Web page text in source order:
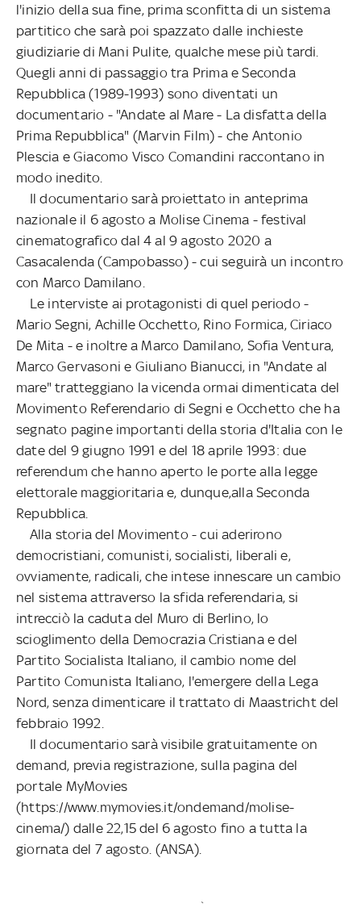
l'inizio della sua fine, prima sconfitta di un sistema
partitico che sarà poi spazzato dalle inchieste
giudiziarie di Mani Pulite, qualche mese più tardi.
Quegli anni di passaggio tra Prima e Seconda
Repubblica (1989-1993) sono diventati un
documentario - "Andate al Mare - La disfatta della
Prima Repubblica" (Marvin Film) - che Antonio
Plescia e Giacomo Visco Comandini raccontano in
modo inedito.
Il documentario sarà proiettato in anteprima
nazionale il 6 agosto a Molise Cinema - festival
cinematografico dal 4 al 9 agosto 2020 a
Casacalenda (Campobasso) - cui seguirà un incontro
con Marco Damilano.
Le interviste ai protagonisti di quel periodo -
Mario Segni, Achille Occhetto, Rino Formica, Ciriaco
De Mita - e inoltre a Marco Damilano, Sofia Ventura,
Marco Gervasoni e Giuliano Bianucci, in "Andate al
mare" tratteggiano la vicenda ormai dimenticata del
Movimento Referendario di Segni e Occhetto che ha
segnato pagine importanti della storia d'Italia con le
date del 9 giugno 1991 e del 18 aprile 1993: due
referendum che hanno aperto le porte alla legge
elettorale maggioritaria e, dunque,alla Seconda
Repubblica.
Alla storia del Movimento - cui aderirono
democristiani, comunisti, socialisti, liberali e,
ovviamente, radicali, che intese innescare un cambio
nel sistema attraverso la sfida referendaria, si
intrecciò la caduta del Muro di Berlino, lo
scioglimento della Democrazia Cristiana e del
Partito Socialista Italiano, il cambio nome del
Partito Comunista Italiano, l'emergere della Lega
Nord, senza dimenticare il trattato di Maastricht del
febbraio 1992.
Il documentario sarà visibile gratuitamente on
demand, previa registrazione, sulla pagina del
portale MyMovies
(https://www.mymovies.it/ondemand/molise-
cinema/) dalle 22,15 del 6 agosto fino a tutta la
giornata del 7 agosto. (ANSA).